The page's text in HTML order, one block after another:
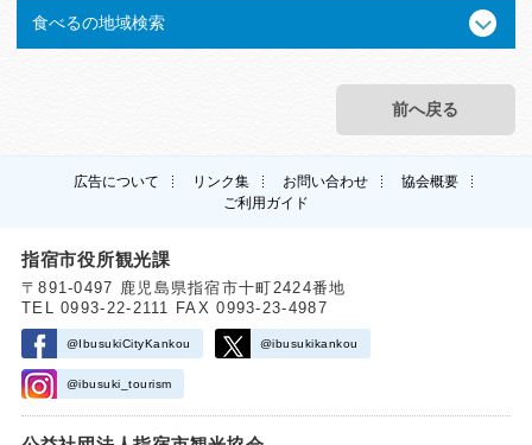
食べるの地域検索
前へ戻る
広告について リンク集 お問い合わせ
協会概要
ご利用ガイド
指宿市役所観光課
〒891-0497 鹿児島県指宿市十町2424番地
TEL 0993-22-2111 FAX 0993-23-4987
@IbusukiCityKankou @ibusukikankou
@ibusuki_tourism